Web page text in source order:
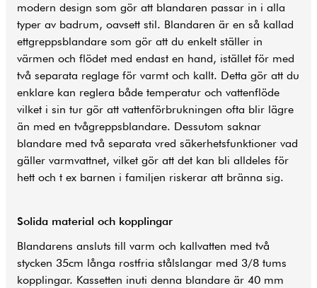
modern design som gör att blandaren passar in i alla
typer av badrum, oavsett stil. Blandaren är en så kallad
ettgreppsblandare som gör att du enkelt ställer in
värmen och flödet med endast en hand, istället för med
två separata reglage för varmt och kallt. Detta gör att du
enklare kan reglera både temperatur och vattenflöde
vilket i sin tur gör att vattenförbrukningen ofta blir lägre
än med en tvågreppsblandare. Dessutom saknar
blandare med två separata vred säkerhetsfunktioner vad
gäller varmvattnet, vilket gör att det kan bli alldeles för
hett och t ex barnen i familjen riskerar att bränna sig.
Solida material och kopplingar
Blandarens ansluts till varm och kallvatten med två
stycken 35cm långa rostfria stålslangar med 3/8 tums
kopplingar. Kassetten inuti denna blandare är 40 mm